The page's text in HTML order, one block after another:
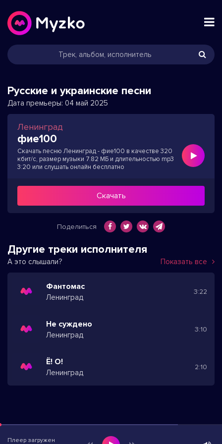
Русские и украинские песни
Дата премьеры: 04 май 2025
Ленинград
фие100
Скачать песню Ленинград - фие100 в качестве 320
кбит/с, размер музыки 7.82 МБ и длительностью mp3
3:20 или слушать онлайн бесплатно
Скачать
Поделиться
Другие треки исполнителя
А это слышали? Показать все
Фантомас
Ленинград
3:22
Не суждено
Ленинград
3:10
Ё! О!
Ленинград
2:10
Плеер загружен